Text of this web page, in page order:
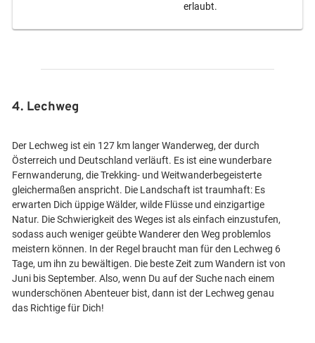
erlaubt.
4. Lechweg
Der Lechweg ist ein 127 km langer Wanderweg, der durch
Österreich und Deutschland verläuft. Es ist eine wunderbare
Fernwanderung, die Trekking- und Weitwanderbegeisterte
gleichermaßen anspricht. Die Landschaft ist traumhaft: Es
erwarten Dich üppige Wälder, wilde Flüsse und einzigartige
Natur. Die Schwierigkeit des Weges ist als einfach einzustufen,
sodass auch weniger geübte Wanderer den Weg problemlos
meistern können. In der Regel braucht man für den Lechweg 6
Tage, um ihn zu bewältigen. Die beste Zeit zum Wandern ist von
Juni bis September. Also, wenn Du auf der Suche nach einem
wunderschönen Abenteuer bist, dann ist der Lechweg genau